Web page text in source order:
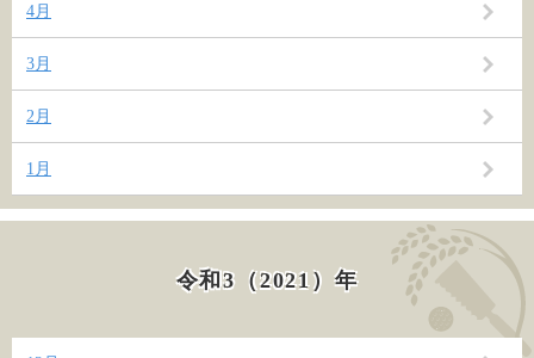
4月
3月
2月
1月
令和3（2021）年